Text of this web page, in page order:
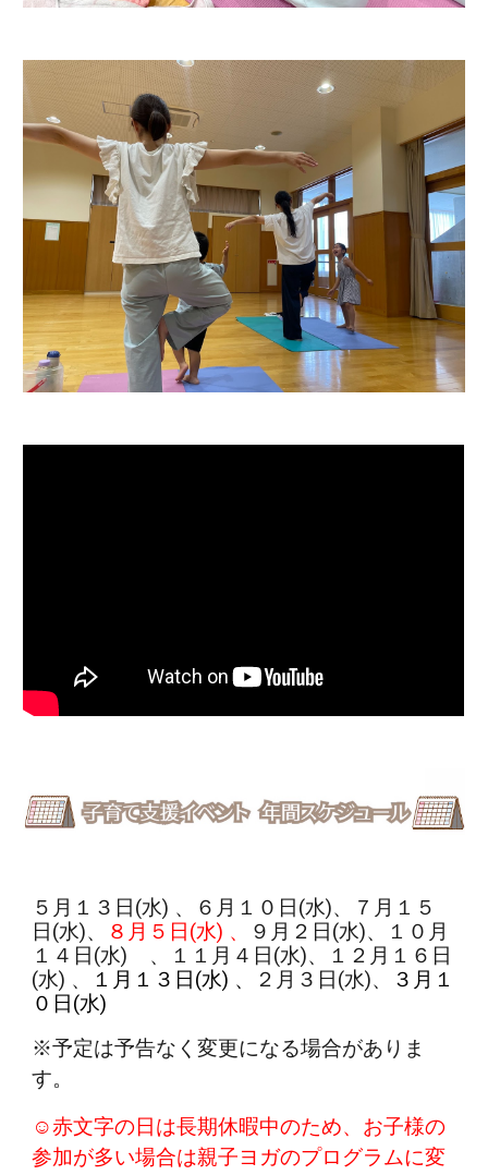
５月１３日(水) 、６月１０日(水)、７月１５
日(水)、
８月５日(水) 、
９月２日(水)、１０月
１４日(水) 、１１月４日(水)、１２月１６日
(水) 、
１月１３日(水) 、 ２月３日(水)、
３月１
０日(水)
※予定は予告なく変更になる場合がありま
す。
☺︎赤文字の日は長期休暇中のため、お子様の
参加が多い場合は親子ヨガのプログラムに変